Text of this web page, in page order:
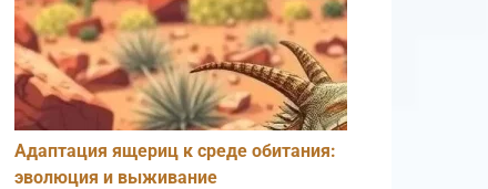
Адаптация ящериц к среде обитания:
эволюция и выживание